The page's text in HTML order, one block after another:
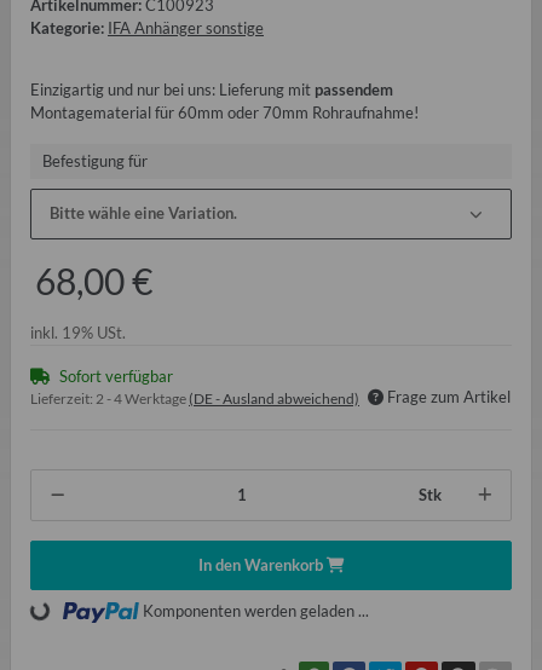
Artikelnummer:C100923
Kategorie: IFA Anhänger sonstige
Einzigartig und nur bei uns: Lieferung mit passendem
Montagematerial für 60mm oder 70mm Rohraufnahme!
Befestigung für
Bitte wähle eine Variation.
68,00 €
inkl. 19% USt.
Sofort verfügbar
Lieferzeit: 2 - 4 Werktage (DE - Ausland abweichend) Frage zum Artikel
Stk
In den Warenkorb
Loading... Komponenten werden geladen ...